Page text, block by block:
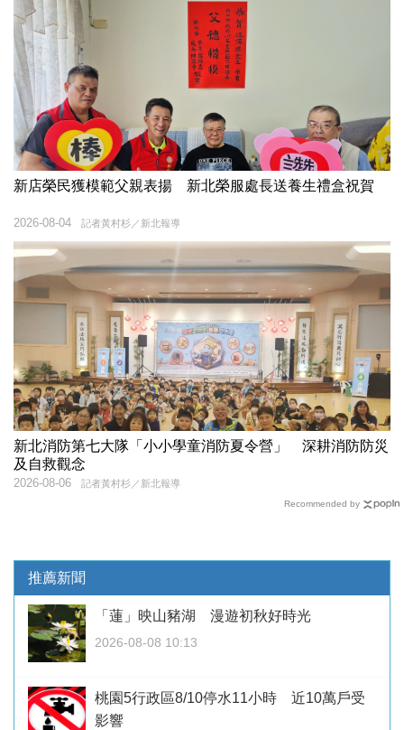
新店榮民獲模範父親表揚 新北榮服處長送養生禮盒祝賀
記者黃村杉／新北報導
2026-08-04
新北消防第七大隊「小小學童消防夏令營」 深耕消防防災
及自救觀念
記者黃村杉／新北報導
2026-08-06
Recommended by
推薦新聞
「蓮」映山豬湖 漫遊初秋好時光
2026-08-08 10:13
桃園5行政區8/10停水11小時 近10萬戶受
影響